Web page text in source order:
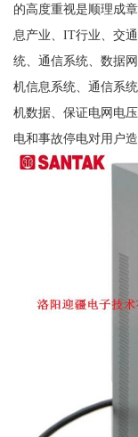
的高度重视是顺理成
息产业、IT行业、交
统、通信系统、数据
机信息系统、通信系
机数据、保证电网电
电和事故停电对用户